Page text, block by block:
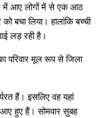
में आए लोगों में से एक आठ
बचा लिया। हालांकि बच्ची
लड़ रही है।
परिवार मूल रूप से जिला
हैं। इसलिए वह यहां
हुए हैं। सोमवार सुबह